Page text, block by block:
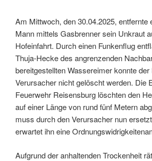
Am Mittwoch, den 30.04.2025, entfernte
Mann mittels Gasbrenner sein Unkraut
Hofeinfahrt. Durch einen Funkenflug
Thuja-Hecke des angrenzenden
bereitgestellten Wassereimer konnte
Verursacher nicht gelöscht werden. Die
Feuerwehr Reisensburg löschten den
auf einer Länge von rund fünf Metern
muss durch den Verursacher nun
erwartet ihn eine
Aufgrund der anhaltenden Trockenheit